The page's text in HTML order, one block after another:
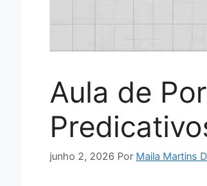
Aula de
junho 2, 2026 Por Maila Martins